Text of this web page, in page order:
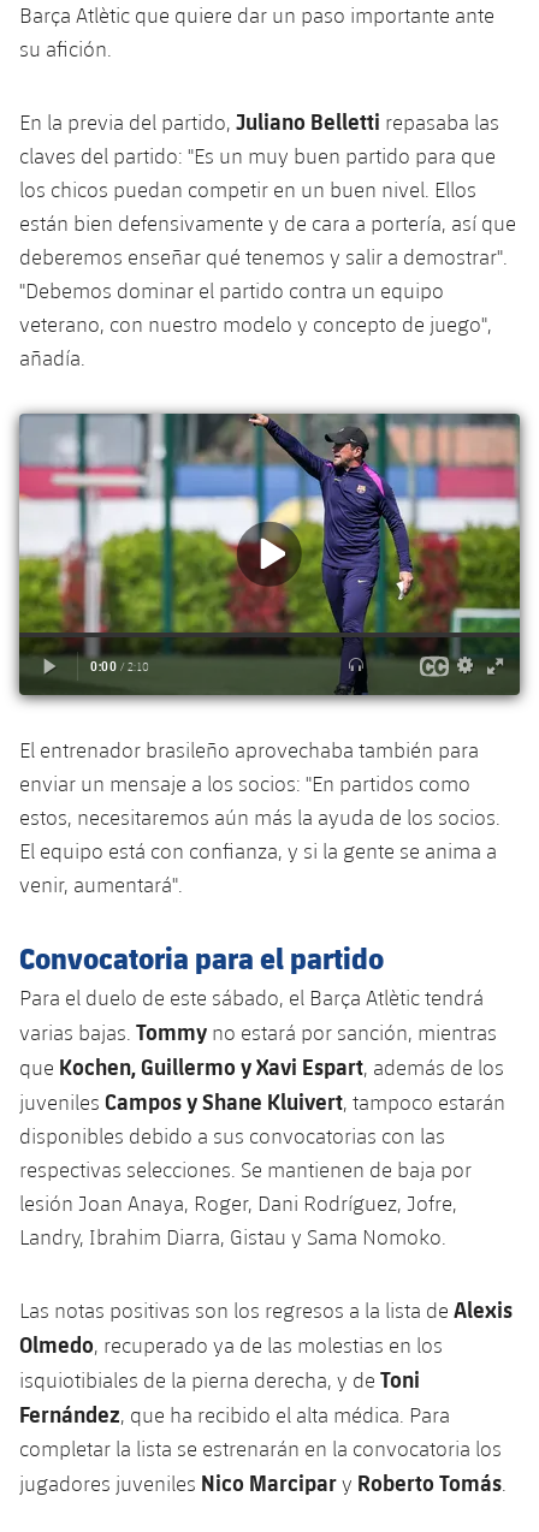
Barça Atlètic que quiere dar un paso importante ante
su afición.
En la previa del partido, Juliano Belletti repasaba las
claves del partido: "Es un muy buen partido para que
los chicos puedan competir en un buen nivel. Ellos
están bien defensivamente y de cara a portería, así que
deberemos enseñar qué tenemos y salir a demostrar".
"Debemos dominar el partido contra un equipo
veterano, con nuestro modelo y concepto de juego",
añadía.
El entrenador brasileño aprovechaba también para
enviar un mensaje a los socios: "En partidos como
estos, necesitaremos aún más la ayuda de los socios.
El equipo está con confianza, y si la gente se anima a
venir, aumentará".
Convocatoria para el partido
Para el duelo de este sábado, el Barça Atlètic tendrá
varias bajas. Tommy no estará por sanción, mientras
que Kochen, Guillermo y Xavi Espart, además de los
juveniles Campos y Shane Kluivert, tampoco estarán
disponibles debido a sus convocatorias con las
respectivas selecciones. Se mantienen de baja por
lesión Joan Anaya, Roger, Dani Rodríguez, Jofre,
Landry, Ibrahim Diarra, Gistau y Sama Nomoko.
Las notas positivas son los regresos a la lista de Alexis
Olmedo, recuperado ya de las molestias en los
isquiotibiales de la pierna derecha, y de Toni
Fernández, que ha recibido el alta médica. Para
completar la lista se estrenarán en la convocatoria los
jugadores juveniles Nico Marcipary Roberto Tomás